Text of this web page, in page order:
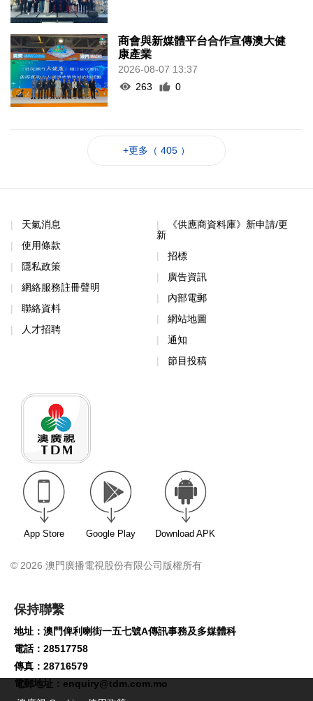
商會與新媒體平台合作宣傳澳大健
康產業
2026-08-07 13:37
263
0
+更多（ 405 ）
天氣消息
使用條款
隱私政策
網絡服務註冊聲明
聯絡資料
人才招聘
《供應商資料庫》新申請/更
新
招標
廣告資訊
內部電郵
網站地圖
通知
節目投稿
App Store Google Play Download APK
© 2026 澳門廣播電視股份有限公司版權所有
保持聯繫
地址：澳門俾利喇街一五七號A傳訊事務及多媒體科
電話：28517758
傳真：28716579
電郵地址： enquiry@tdm.com.mo